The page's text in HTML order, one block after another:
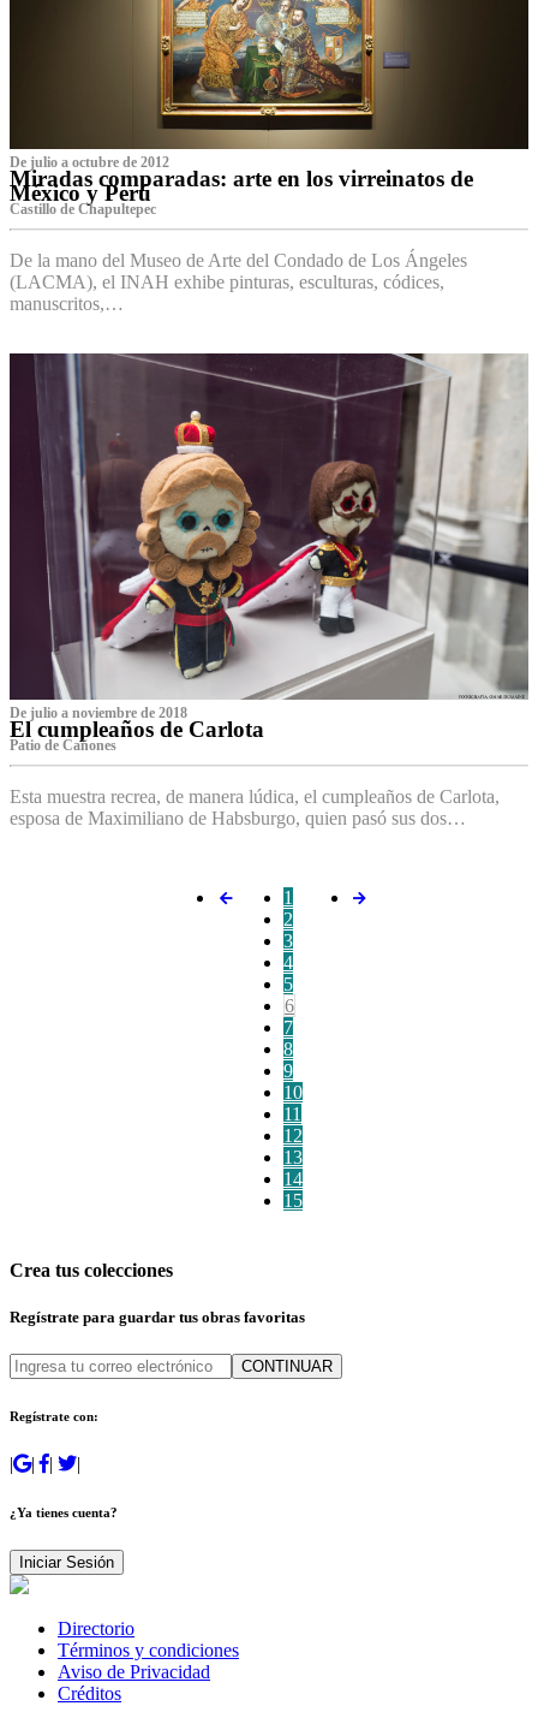
De julio a octubre de 2012
Miradas comparadas: arte en los virreinatos de
México y Perú
Castillo de Chapultepec
De la mano del Museo de Arte del Condado de Los Ángeles
(LACMA), el INAH exhibe pinturas, esculturas, códices,
manuscritos,…
De julio a noviembre de 2018
El cumpleaños de Carlota
Patio de Cañones
Esta muestra recrea, de manera lúdica, el cumpleaños de Carlota,
esposa de Maximiliano de Habsburgo, quien pasó sus dos…
1
2
3
4
5
6
7
8
9
10
11
12
13
14
15
Crea tus colecciones
Regístrate para guardar tus obras favoritas
CONTINUAR
Regístrate con:
| | | |
¿Ya tienes cuenta?
Iniciar Sesión
Directorio
Términos y condiciones
Aviso de Privacidad
Créditos